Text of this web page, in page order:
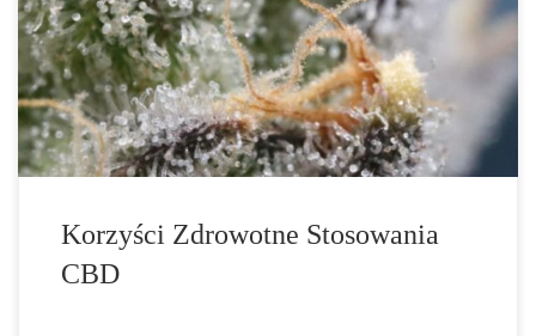
Jej właściwości przeciwzapalne sprawiły, że stała się skutecznym
składnikiem w leczeniu różnych problemów medycznych. CBD
posiada wiele różnych korzyści zdrowotnych, a w tym artykule
postaramy się przedstawić niektóre z nich. Jeśli cierpisz na
którykolwiek z problemów, polecamy Ci wypróbować […]
Korzyści Zdrowotne Stosowania
CBD